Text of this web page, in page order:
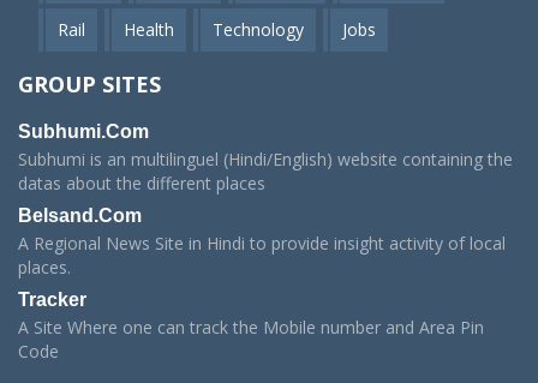
Rail Health Technology Jobs
GROUP SITES
Subhumi.Com
Subhumi is an multilinguel (Hindi/English) website containing the
datas about the different places
Belsand.Com
A Regional News Site in Hindi to provide insight activity of local
places.
Tracker
A Site Where one can track the Mobile number and Area Pin
Code